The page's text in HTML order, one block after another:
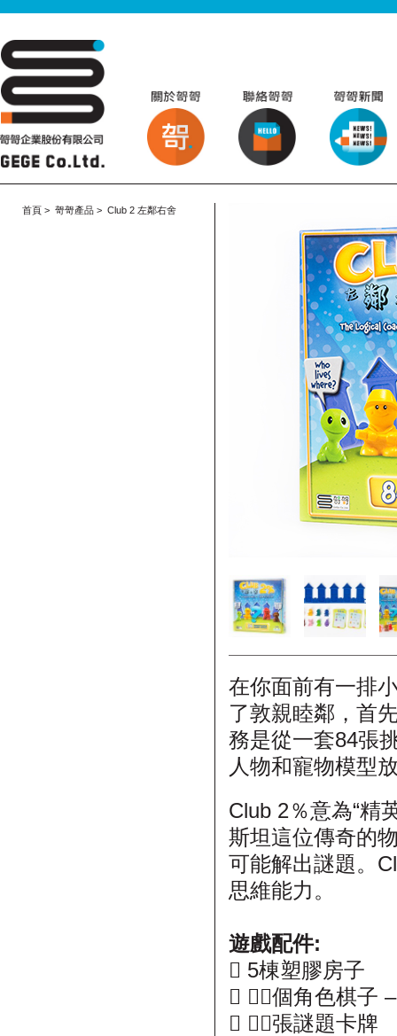
首頁 > 哿哿產品 > Club 2 左鄰右舍
在你面前有一排
了敦親睦鄰，首
務是從一套84張
人物和寵物模型
Club 2％意為“精
斯坦這位傳奇的
可能解出謎題。
思維能力。
遊戲配件:
 5棟塑膠房子
 １０個角色棋子
 ８４張謎題卡牌